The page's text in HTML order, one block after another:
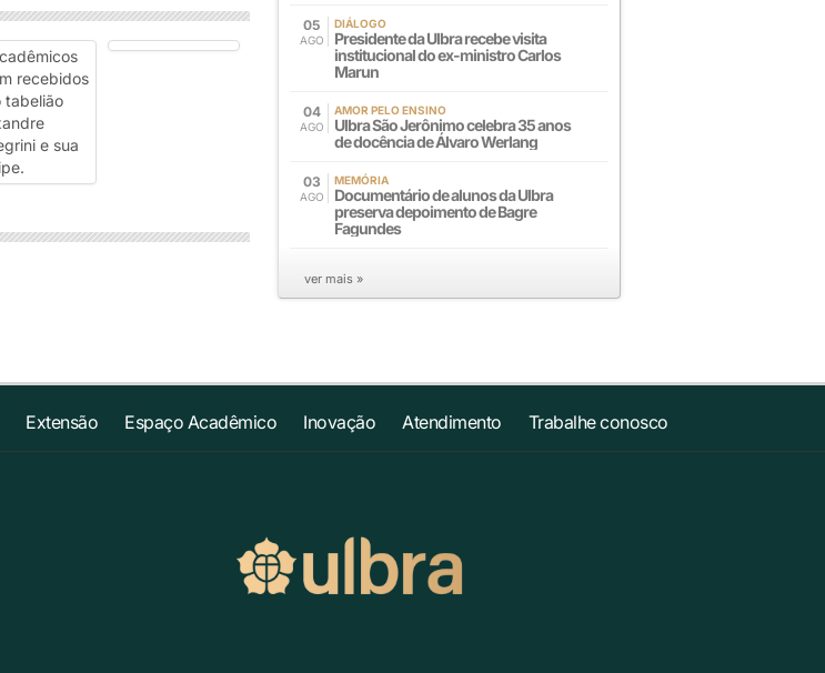
05
AGO
DIÁLOGO
Presidente da Ulbra recebe visita
institucional do ex-ministro Carlos
Marun
04
AGO
AMOR PELO ENSINO
Ulbra São Jerônimo celebra 35 anos
de docência de Álvaro Werlang
03
AGO
MEMÓRIA
Documentário de alunos da Ulbra
preserva depoimento de Bagre
Fagundes
ver mais »
Extensão Espaço Acadêmico Inovação Atendimento Trabalhe conosco